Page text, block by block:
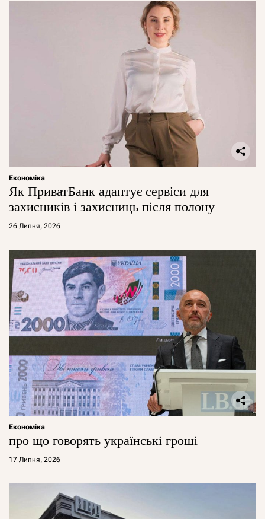
Економіка
Як ПриватБанк адаптує сервіси для
захисників і захисниць після полону
26 Липня, 2026
Економіка
про що говорять українські гроші
17 Липня, 2026